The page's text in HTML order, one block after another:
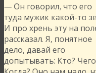
— Он говорил, что его
туда мужик какой-то
И про хрень эту на
рассказал. Я, понятное
дело, давай его
допытывать: Кто?